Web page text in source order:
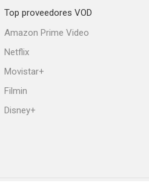
Top proveedores VOD
Amazon Prime Video
Netflix
Movistar+
Filmin
Disney+